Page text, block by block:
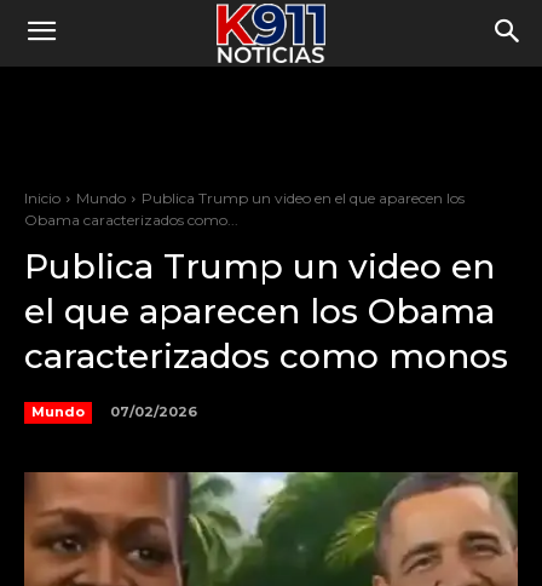
Inicio Mundo
Publica Trump un video en el que aparecen los
Obama caracterizados como...
Publica Trump un video en
el que aparecen los Obama
caracterizados como monos
Mundo 07/02/2026